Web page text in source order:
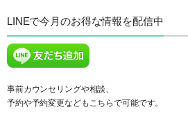
LINEで今月のお得な情報を配信中
事前カウンセリングや相談、
予約や予約変更などもこちらで可能です。